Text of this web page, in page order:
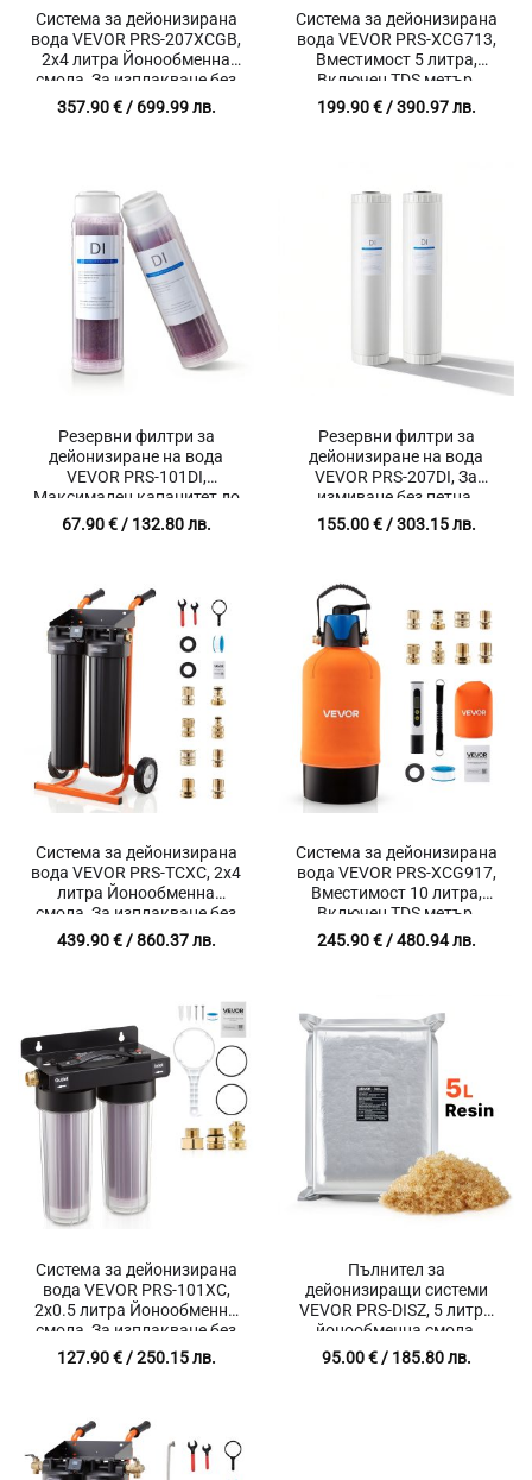
Система за дейонизирана
вода VEVOR PRS-207XCGB,
2х4 литра Йонообменна
смола, За изплакване без
петна в Автомивки,
Детайлинг, Прозорци,
357.90€/ 699.99 лв.
Система за дейонизирана
вода VEVOR PRS-XCG713,
Вместимост 5 литра,
Включен TDS метър,
Приложение за
Автомивки, Детайлинг,
199.90€/ 390.97 лв.
Резервни филтри за
дейонизиране на вода
VEVOR PRS-101DI,
Максимален капацитет до
189 литра при 200 ppm,
Съвместимост с PRS-
67.90€/ 132.80 лв.
Резервни филтри за
дейонизиране на вода
VEVOR PRS-207DI, За
измиване без петна,
Съвместими със системи
VEVOR PRS-207SLXC, PRS-
155.00€/ 303.15 лв.
Система за дейонизирана
вода VEVOR PRS-TCXC, 2х4
литра Йонообменна
смола, За изплакване без
петна в Автомивки,
Детайлинг, Прозорци,
439.90€/ 860.37 лв.
Система за дейонизирана
вода VEVOR PRS-XCG917,
Вместимост 10 литра,
Включен TDS метър,
Приложение за
Автомивки, Детайлинг,
245.90€/ 480.94 лв.
Система за дейонизирана
вода VEVOR PRS-101XC,
2х0.5 литра Йонообменна
смола, За изплакване без
петна в Автомивки,
Детайлинг, Прозорци,
127.90€/ 250.15 лв.
Пълнител за
дейонизиращи системи
VEVOR PRS-DISZ, 5 литра
йонообменна смола,
Съвместимост с PRS-
XCG713, PRS-XCG917
95.00€/ 185.80 лв.